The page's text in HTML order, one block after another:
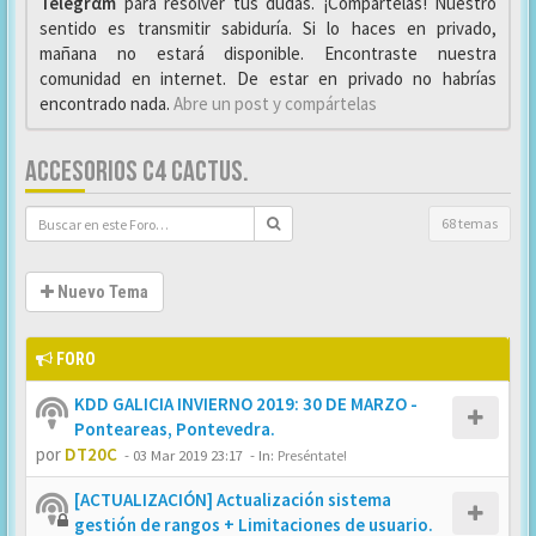
sentido es transmitir sabiduría. Si lo haces en privado,
mañana no estará disponible. Encontraste nuestra
comunidad en internet. De estar en privado no habrías
encontrado nada. Abre un post y compártelas
ACCESORIOS C4 CACTUS.
68 temas
Nuevo Tema
FORO
KDD GALICIA INVIERNO 2019: 30 DE MARZO -
Ponteareas, Pontevedra.
por DT20C - 03 Mar 2019 23:17 - In: Preséntate!
[ACTUALIZACIÓN] Actualización sistema
gestión de rangos + Limitaciones de usuario.